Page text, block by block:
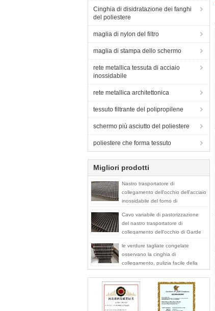
Cinghia di disidratazione dei fanghi
del poliestere
maglia di nylon del filtro
maglia di stampa dello schermo
rete metallica tessuta di acciaio
inossidabile
rete metallica architettonica
tessuto filtrante del polipropilene
schermo più asciutto del poliestere
poliestere che forma tessuto
Migliori prodotti
Nastro trasportatore di
collegamento dell'occhio dell'acciaio
inossidabile del forno di
Cavo variabile di pastorizzazione
del nastro trasportatore di
collegamento dell'occhio di Garde
piana
le verdure tagliate congelate
osservano la cinghia di
collegamento, pulizia facile della
cinghia della rete metallica del